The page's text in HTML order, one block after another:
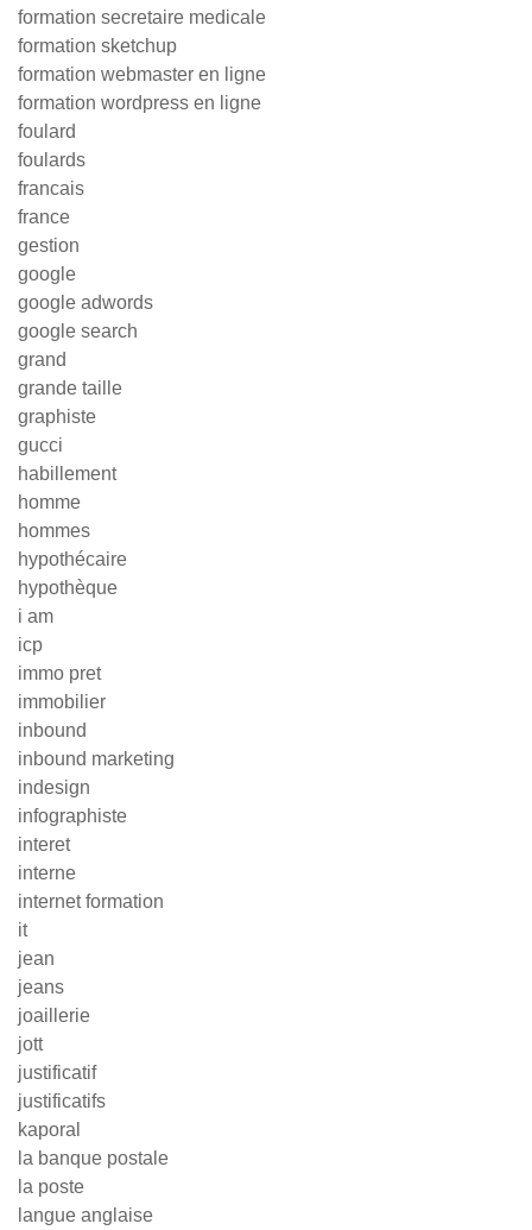
formation secretaire medicale
formation sketchup
formation webmaster en ligne
formation wordpress en ligne
foulard
foulards
francais
france
gestion
google
google adwords
google search
grand
grande taille
graphiste
gucci
habillement
homme
hommes
hypothécaire
hypothèque
i am
icp
immo pret
immobilier
inbound
inbound marketing
indesign
infographiste
interet
interne
internet formation
it
jean
jeans
joaillerie
jott
justificatif
justificatifs
kaporal
la banque postale
la poste
langue anglaise